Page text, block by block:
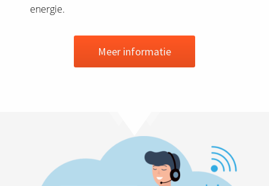
energie.
Meer informatie